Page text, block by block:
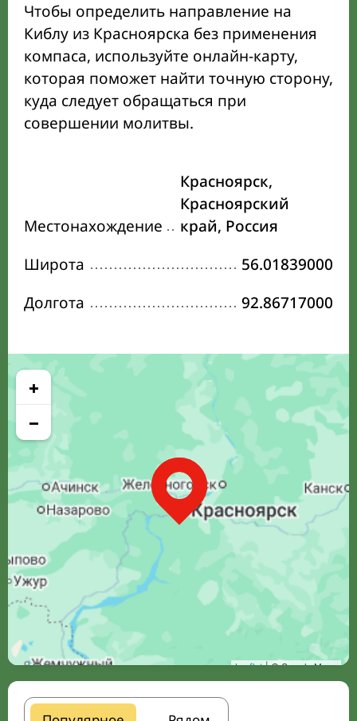
Чтобы определить направление на
Киблу из Красноярска без применения
компаса, используйте онлайн-карту,
которая поможет найти точную сторону,
куда следует обращаться при
совершении молитвы.
Местонахождение
Красноярск,
Красноярский
край, Россия
Широта
56.01839000
Долгота
92.86717000
+
−
Leaflet| © Google Maps